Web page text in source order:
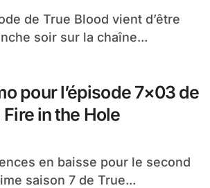
soir sur la chaîne...
pour l’épisode 7×03 de
in the Hole
saison 7 de True...